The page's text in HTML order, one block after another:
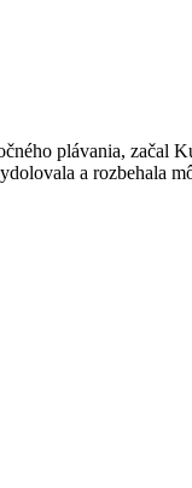
plávania, začal
a rozbehala